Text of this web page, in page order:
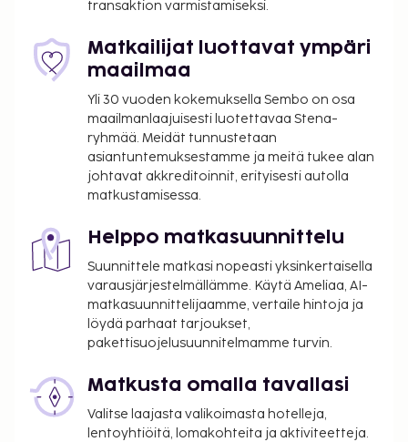
Yhteystiedot löytyvät varausvahvistuksesta.
transaktion varmistamiseksi.
Matkailijat luottavat ympäri
maailmaa
Yli 30 vuoden kokemuksella Sembo on osa
maailmanlaajuisesti luotettavaa Stena-
ryhmää. Meidät tunnustetaan
asiantuntemuksestamme ja meitä tukee alan
johtavat akkreditoinnit, erityisesti autolla
matkustamisessa.
Helppo matkasuunnittelu
Suunnittele matkasi nopeasti yksinkertaisella
varausjärjestelmällämme. Käytä Ameliaa, AI-
matkasuunnittelijaamme, vertaile hintoja ja
löydä parhaat tarjoukset,
pakettisuojelusuunnitelmamme turvin.
Matkusta omalla tavallasi
Valitse laajasta valikoimasta hotelleja,
lentoyhtiöitä, lomakohteita ja aktiviteetteja.